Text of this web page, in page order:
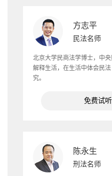
方志平
民法名师
北京大学民商法学博士，中
解释生活，在生活中体会民
究。
免费试
陈永生
刑法名师